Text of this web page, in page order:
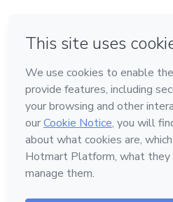
Hecho con❤ en Ciudad de México
Conoce Hotmart
Idioma
Español